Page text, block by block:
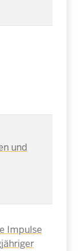
und
Impulse